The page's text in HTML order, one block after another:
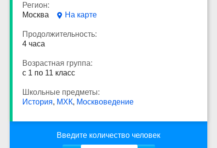
Регион:
Москва
На карте
Продолжительность:
4 часа
Возрастная группа:
с 1 по 11 класс
Школьные предметы:
История, МХК, Москвоведение
Введите количество человек